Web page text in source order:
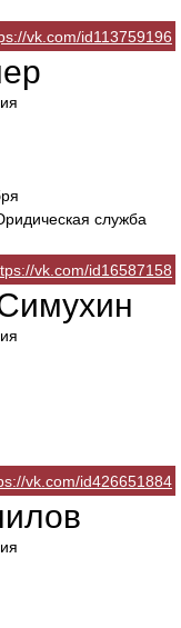
vk.com/id113759196
служба
vk.com/id16587158
vk.com/id426651884